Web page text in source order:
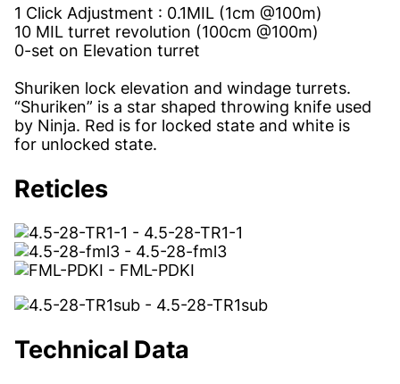
1 Click Adjustment : 0.1MIL (1cm @100m)
10 MIL turret revolution (100cm @100m)
0-set on Elevation turret
Shuriken lock elevation and windage turrets.
“Shuriken” is a star shaped throwing knife used
by Ninja. Red is for locked state and white is
for unlocked state.
Reticles
Technical Data